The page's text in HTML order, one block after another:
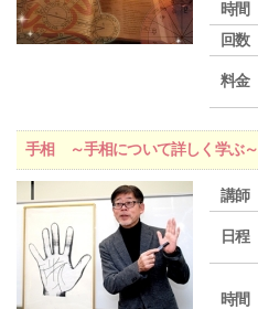
時間
回数
料金
手相 ～手相について詳しく学ぶ～
講師
日程
時間